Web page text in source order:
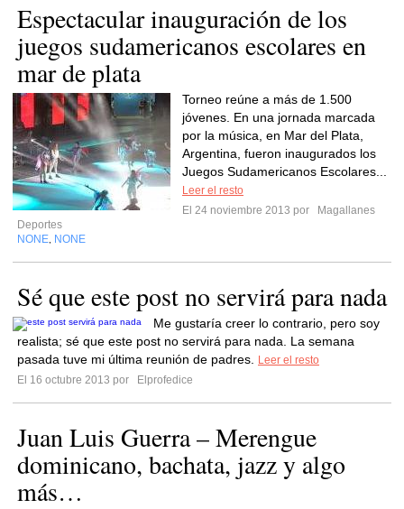
Espectacular inauguración de los
juegos sudamericanos escolares en
mar de plata
Torneo reúne a más de 1.500
jóvenes. En una jornada marcada
por la música, en Mar del Plata,
Argentina, fueron inaugurados los
Juegos Sudamericanos Escolares...
Leer el resto
El 24 noviembre 2013 por
Magallanes
Deportes
NONE NONE
Sé que este post no servirá para nada
Me gustaría creer lo contrario, pero soy
realista; sé que este post no servirá para nada. La semana
pasada tuve mi última reunión de padres.
Leer el resto
El 16 octubre 2013 por
Elprofedice
Juan Luis Guerra – Merengue
dominicano, bachata, jazz y algo
más…